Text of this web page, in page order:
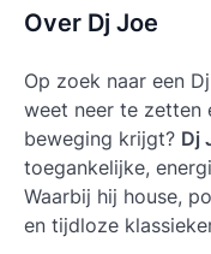
Over Dj Joe
Op zoek naar een
weet neer te zetten
beweging krijgt? Dj
toegankelijke,
Waarbij hij house,
en tijdloze